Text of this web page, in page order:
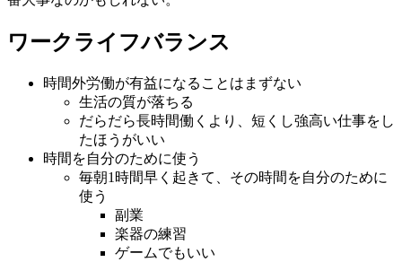
ワークライフバランス
時間外労働が有益になることはまずない
生活の質が落ちる
だらだら長時間働くより、短くし強高い仕事をし
たほうがいい
時間を自分のために使う
毎朝1時間早く起きて、その時間を自分のために
使う
副業
楽器の練習
ゲームでもいい